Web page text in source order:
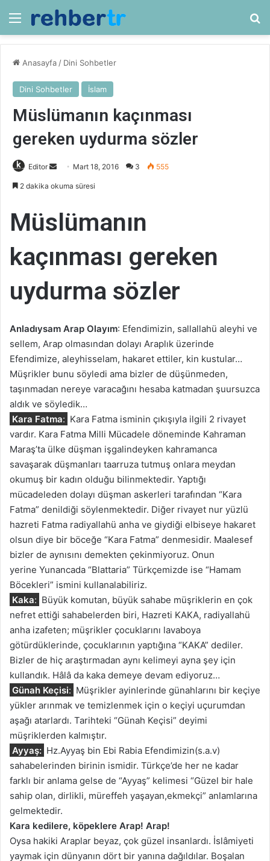
Menü
Anasayfa / Dini Sohbetler
Dini Sohbetler İslam
Müslümanın kaçınması
gereken uydurma sözler
Editor
Bir
Mart 18, 2016 3 555
2 dakika okuma süresi
Müslümanın
kaçınması gereken
uydurma sözler
Anladıysam Arap Olayım: Efendimizin, sallallahü aleyhi ve
sellem, Arap olmasından dolayı Araplık üzerinde
Efendimize, aleyhisselam, hakaret ettiler, kin kustular…
Müşrikler bunu söyledi ama bizler de düşünmeden,
taşınmadan nereye varacağını hesaba katmadan şuursuzca
aldık ve söyledik…
Kara Fatma: Kara Fatma isminin çıkışıyla ilgili 2 rivayet
vardır. Kara Fatma Milli Mücadele döneminde Kahraman
Maraş’ta ülke düşman işgalindeyken kahramanca
savaşarak düşmanları taarruza tutmuş onlara meydan
okumuş bir kadın olduğu bilinmektedir. Yaptığı
mücadeleden dolayı düşman askerleri tarafından “Kara
Fatma” denildiği söylenmektedir. Diğer rivayet nur yüzlü
hazreti Fatma radiyallahü anha ve giydiği elbiseye hakaret
olsun diye bir böceğe “Kara Fatma” denmesidir. Maalesef
bizler de aynısını demekten çekinmiyoruz. Onun
yerine Yunancada “Blattaria” Türkçemizde ise “Hamam
Böcekleri” ismini kullanalabiliriz.
Kaka: Büyük komutan, büyük sahabe müşriklerin en çok
nefret ettiği sahabelerden biri, Hazreti KAKA, radiyallahü
anha izafeten; müşrikler çocuklarını lavaboya
götürdüklerinde, çocuklarının yaptığına “KAKA” dediler.
Bizler de hiç araştırmadan aynı kelimeyi ayna şey için
kullandık. Hâlâ da kaka demeye devam ediyoruz…
Günah Keçisi: Müşrikler ayinlerinde günahlarını bir keçiye
yükler arınmak ve temizlenmek için o keçiyi uçurumdan
aşağı atarlardı. Tarihteki “Günah Keçisi” deyimi
müşriklerden kalmıştır.
Ayyaş: Hz.Ayyaş bin Ebi Rabia Efendimizin(s.a.v)
sahabelerinden birinin ismidir. Türkçe’de her ne kadar
farklı bir anlama gelse de “Ayyaş” kelimesi “Güzel bir hale
sahip olan, dirlikli, müreffeh yaşayan,ekmekçi” anlamlarına
gelmektedir.
Kara kedilere, köpeklere Arap! Arap!
Oysa hakiki Araplar beyaz, çok güzel insanlardı. İslâmiyeti
yaymak için dünyanın dört bir yanına dağıldılar. Boşalan